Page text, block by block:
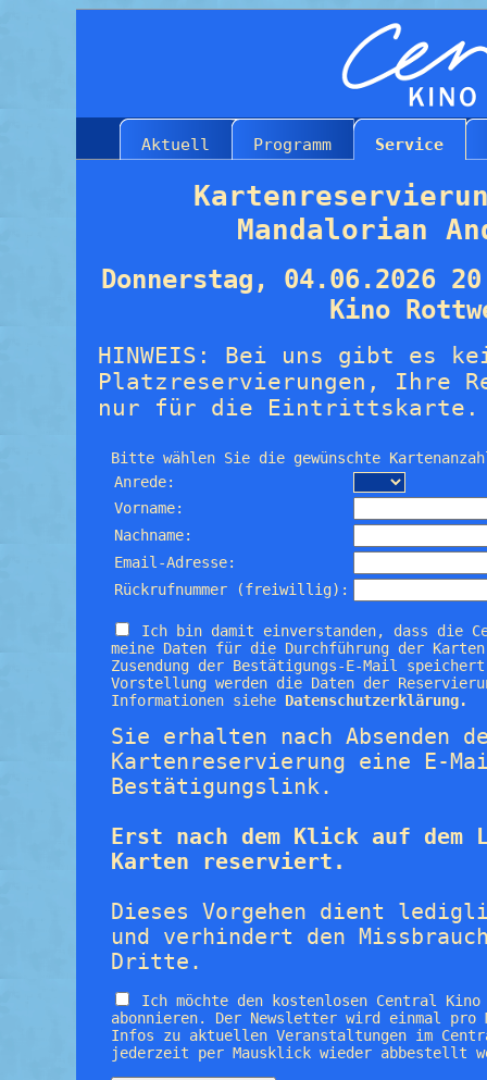
Aktuell Programm Service
Mandalorian
Donnerstag, 04.06.2026
Kino
HINWEIS: Bei uns gibt es
Platzreservierungen, Ihre
nur für die Eintrittskarte.
Bitte wählen Sie die gewünschte
Anrede:
Vorname:
Nachname:
Email-Adresse:
Rückrufnummer (freiwillig):
Ich bin damit einverstanden, dass die
meine Daten für die Durchführung der
Zusendung der Bestätigungs-E-Mail
Vorstellung werden die Daten der
Informationen siehe Datenschutzerklärung.
Sie erhalten nach Absenden
Kartenreservierung eine E-
Bestätigungslink.
Erst nach dem Klick auf
Karten reserviert.
Dieses Vorgehen dient
und verhindert den
Dritte.
Ich möchte den kostenlosen Central
abonnieren. Der Newsletter wird einmal pro
Infos zu aktuellen Veranstaltungen im
jederzeit per Mausklick wieder abbestellt